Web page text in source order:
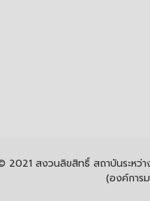
2021 สงวนลิขสิทธิ์ สถาบันระหว่า
(องค์การ